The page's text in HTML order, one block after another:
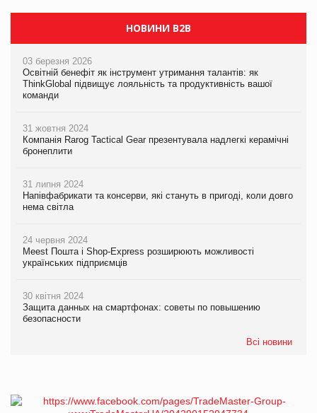
НОВИНИ B2B
03 березня 2026
Освітній бенефіт як інструмент утримання талантів: як
ThinkGlobal підвищує лояльність та продуктивність вашої
команди
31 жовтня 2024
Компанія Rarog Tactical Gear презентувала надлегкі керамічні
бронеплити
31 липня 2024
Напівфабрикати та консерви, які стануть в пригоді, коли довго
нема світла
24 червня 2024
Meest Пошта і Shop-Express розширюють можливості
українських підприємців
30 квітня 2024
Защита данных на смартфонах: советы по повышению
безопасности
Всі новини